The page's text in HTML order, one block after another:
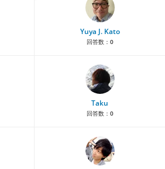
Yuya J. Kato
回答数： 0
Taku
回答数： 0